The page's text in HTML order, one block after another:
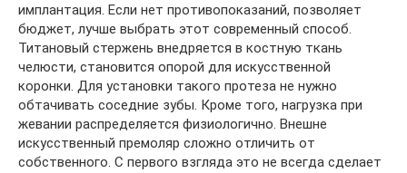
имплантация. Если нет противопоказаний, позволяет
бюджет, лучше выбрать этот современный способ.
Титановый стержень внедряется в костную ткань
челюсти, становится опорой для искусственной
коронки. Для установки такого протеза не нужно
обтачивать соседние зубы. Кроме того, нагрузка при
жевании распределяется физиологично. Внешне
искусственный премоляр сложно отличить от
собственного. С первого взгляда это не всегда сделает